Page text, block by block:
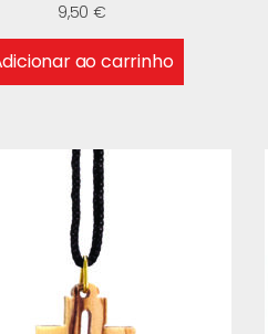
9,50€
ao carrinho